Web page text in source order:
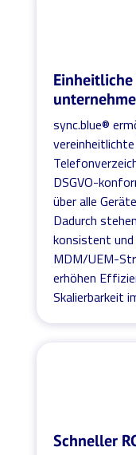
sync.blue®
DSGVO-
über alle
Dadurch
konsistent
MDM/UEM-
erhöhen
Skalierbarkeit
Schneller